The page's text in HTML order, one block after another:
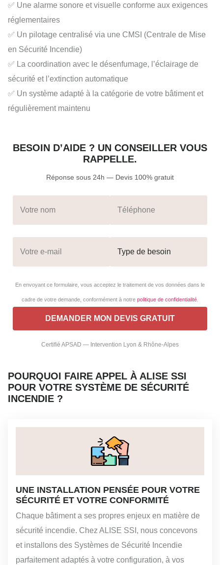
✅ Une alarme sonore et visuelle conforme aux exigences
réglementaires
✅ Un pilotage centralisé via une CMSI (Centrale de Mise
en Sécurité Incendie)
✅ La coordination avec le désenfumage, l’éclairage de
sécurité et l’extinction automatique
✅ Un système adapté à la catégorie de votre bâtiment et
régulièrement maintenu
BESOIN D’AIDE ? UN CONSEILLER VOUS
RAPPELLE.
Réponse sous 24h — Devis 100% gratuit
En envoyant ce formulaire, vous acceptez le traitement de vos données dans le
cadre de votre demande, conformément à notre politique de confidentialité
Certifié APSAD — Intervention Lyon & Rhône-Alpes
POURQUOI FAIRE APPEL À ALISE SSI
POUR VOTRE SYSTÈME DE SÉCURITÉ
INCENDIE ?
UNE INSTALLATION PENSÉE POUR VOTRE
SÉCURITÉ ET VOTRE CONFORMITÉ
Chaque bâtiment a ses propres enjeux en matière de
sécurité incendie. Chez ALISE SSI, nous concevons
et installons des Systèmes de Sécurité Incendie
parfaitement adaptés à votre configuration, à vos